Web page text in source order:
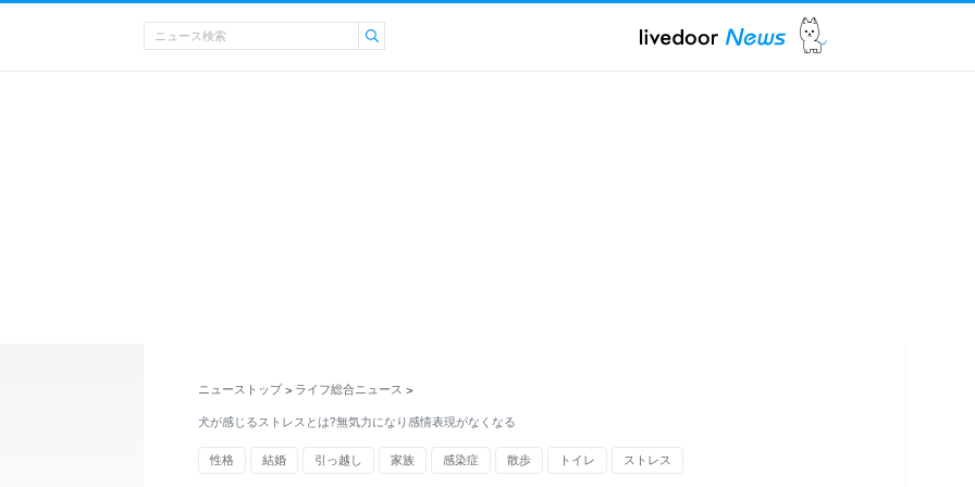
ニューストップ > ライフ総合ニュース >
犬が感じるストレスとは?無気力になり感情表現がなくなる
性格 結婚 引っ越し 家族 感染症 散歩 トイレ ストレス